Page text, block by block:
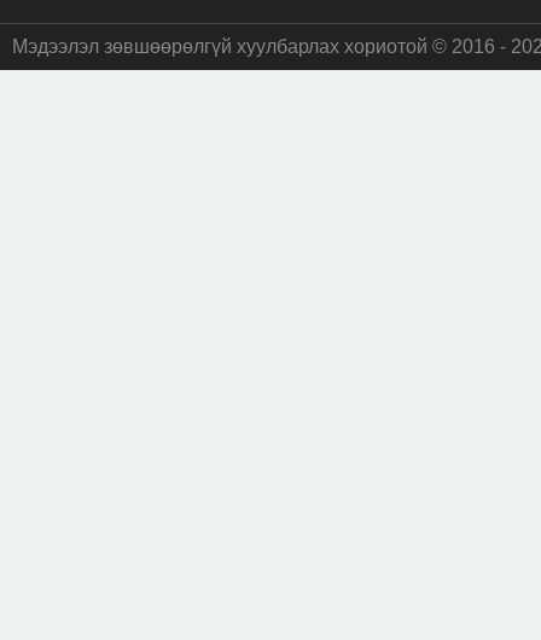
Мэдээлэл зөвшөөрөлгүй хуулбарлах хориотой © 2016 -